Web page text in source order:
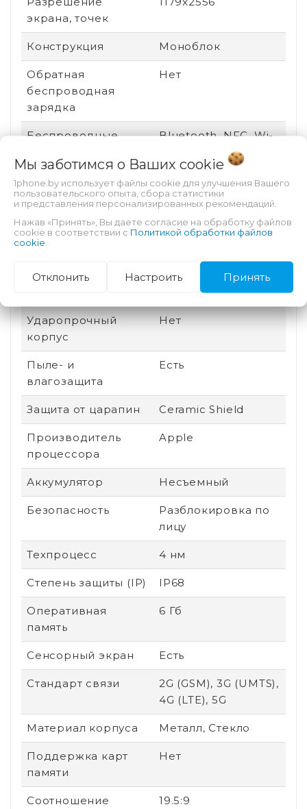
экрана, точек
Конструкция Моноблок
Обратная
беспроводная
зарядка
Нет
Беспроводные
Bluetooth, NFC, Wi-
Цвет корпуса Розовый
Версия ОС iOS 17
Платформа iOS
Ударопрочный
корпус
Нет
Пыле- и
влагозащита
Есть
Защита от царапин Ceramic Shield
Производитель
процессора
Apple
Аккумулятор Несъемный
Безопасность
Разблокировка по
лицу
Техпроцесс 4 нм
Степень защиты (IP) IP68
Оперативная
память
6 Гб
Сенсорный экран Есть
Стандарт связи
2G (GSM), 3G (UMTS),
4G (LTE), 5G
Материал корпуса Металл, Стекло
Поддержка карт
памяти
Нет
Соотношение
19.5:9
Мы заботимся о Ваших cookie
1phone.by использует файлы cookie для улучшения Вашего
пользовательского опыта, сбора статистики
и представления персонализированных рекомендаций.
Нажав «Принять», Вы даете согласие на обработку файлов
cookie в соответствии с Политикой обработки файлов
cookie
Отклонить Настроить Принять